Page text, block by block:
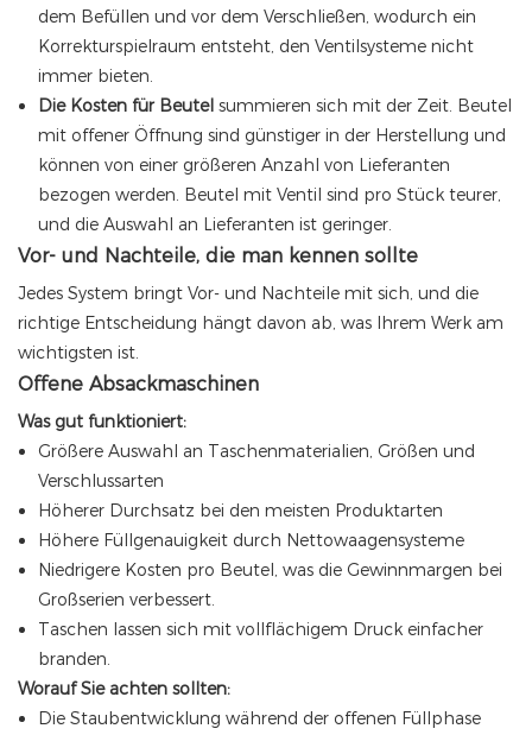
dem Befüllen und vor dem Verschließen, wodurch ein
Korrekturspielraum entsteht, den Ventilsysteme nicht
immer bieten.
Die Kosten für Beutel summieren sich mit der Zeit. Beutel
mit offener Öffnung sind günstiger in der Herstellung und
können von einer größeren Anzahl von Lieferanten
bezogen werden. Beutel mit Ventil sind pro Stück teurer,
und die Auswahl an Lieferanten ist geringer.
Vor- und Nachteile, die man kennen sollte
Jedes System bringt Vor- und Nachteile mit sich, und die
richtige Entscheidung hängt davon ab, was Ihrem Werk am
wichtigsten ist.
Offene Absackmaschinen
Was gut funktioniert:
Größere Auswahl an Taschenmaterialien, Größen und
Verschlussarten
Höherer Durchsatz bei den meisten Produktarten
Höhere Füllgenauigkeit durch Nettowaagensysteme
Niedrigere Kosten pro Beutel, was die Gewinnmargen bei
Großserien verbessert.
Taschen lassen sich mit vollflächigem Druck einfacher
branden.
Worauf Sie achten sollten:
Die Staubentwicklung während der offenen Füllphase